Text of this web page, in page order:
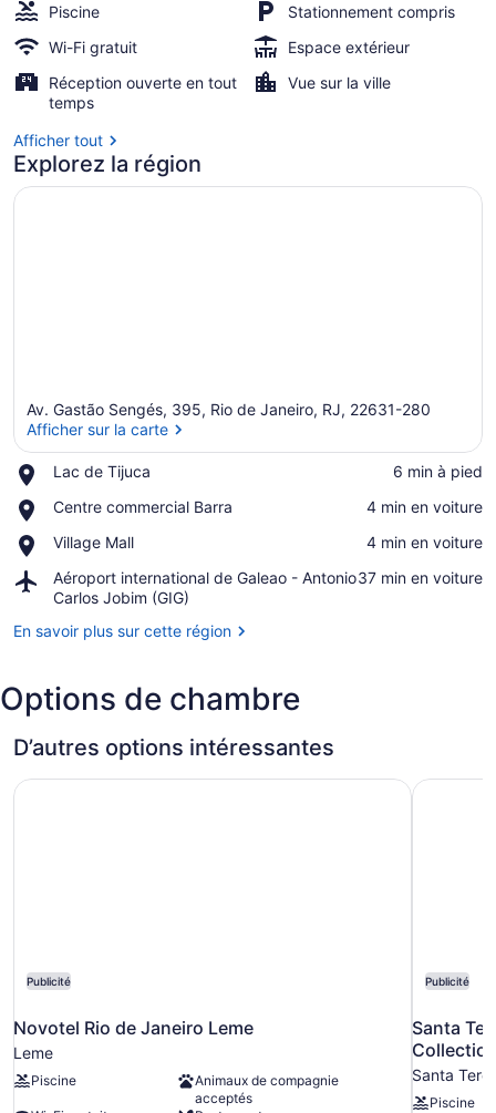
Piscine
Stationnement compris
Wi-Fi gratuit
Espace extérieur
Réception ouverte en tout
temps
Vue sur la ville
Afficher tout
Explorez la région
Av. Gastão Sengés, 395, Rio de Janeiro, RJ, 22631-280
Afficher sur la carte
Lac de Tijuca
Place,
de
‪6 min à pied‬
Centre commercial Barra
Place,
commercial
‪4 min en voiture‬
Village Mall
Place,
Mall
‪4 min en voiture‬
Aéroport international de Galeao - Antonio
Carlos Jobim (GIG)
Airport,
Aéroport
de
Antonio
Carlos
Jobim
(GIG)
‪37 min en voiture‬
En savoir plus sur cette région
Options de chambre
D’autres options intéressantes
Publicité
Novotel Rio de Janeiro Leme
Leme
Piscine
Animaux de compagnie
acceptés
Novotel Rio de Janeiro Leme
Publicité
Santa
Santa
Piscine
Santa